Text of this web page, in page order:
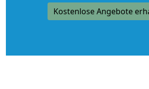
Kostenlose Angebote